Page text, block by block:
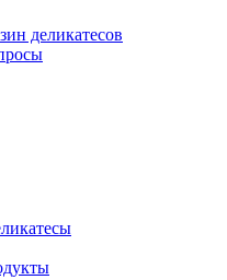
деликатесов